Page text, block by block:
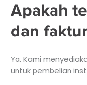
Apakah
dan
Ya. Kami
untuk pembelian